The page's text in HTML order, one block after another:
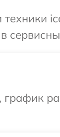
график